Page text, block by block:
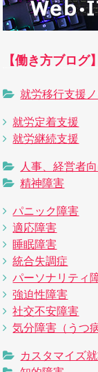
【働き方ブログ】
就労移行支援
就労定着支援
就労継続支援
人事、経営者
精神障害
パニック障害
適応障害
睡眠障害
統合失調症
パーソナリティ
強迫性障害
社交不安障害
気分障害（うつ病
カスタマイズ